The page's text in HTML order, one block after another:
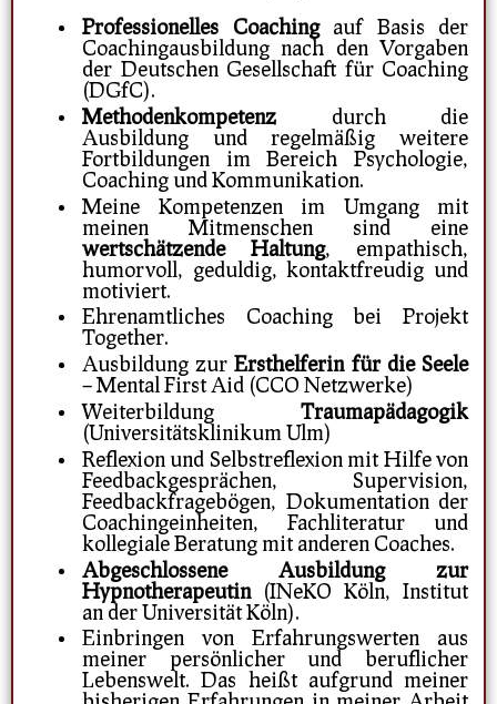
Professionelles Coachingauf Basis der
Coachingausbildung nach den Vorgaben
der Deutschen Gesellschaft für Coaching
(DGfC).
Methodenkompetenz durch die
Ausbildung und regelmäßig weitere
Fortbildungen im Bereich Psychologie,
Coaching und Kommunikation.
Meine Kompetenzen im Umgang mit
meinen Mitmenschen sind eine
wertschätzende Haltung, empathisch,
humorvoll, geduldig, kontaktfreudig und
motiviert.
Ehrenamtliches Coaching bei Projekt
Together.
Ausbildung zurErsthelferin für die Seele
– Mental First Aid (CCO Netzwerke)
Weiterbildung Traumapädagogik
(Universitätsklinikum Ulm)
Reflexion und Selbstreflexion mit Hilfe von
Feedbackgesprächen, Supervision,
Feedbackfragebögen, Dokumentation der
Coachingeinheiten, Fachliteratur und
kollegiale Beratung mit anderen Coaches.
Abgeschlossene Ausbildung zur
Hypnotherapeutin (INeKO Köln, Institut
an der Universität Köln).
Einbringen von Erfahrungswerten aus
meiner persönlicher und beruflicher
Lebenswelt.Das heißt aufgrund meiner